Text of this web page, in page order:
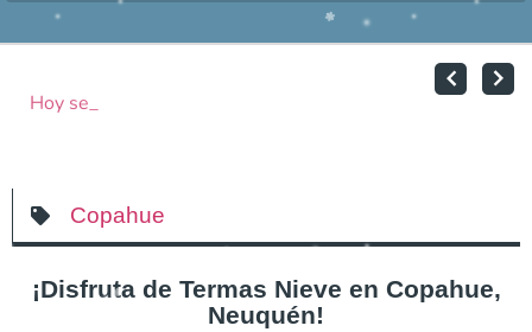
Hoy se Abrieron las Terma
Desarrollo de Productos Turísticos de
Caviahue-Copahue, el Pueblo Más Bello del
Mundo
Copahue
¡Disfruta de Termas Nieve en Copahue,
Neuquén!